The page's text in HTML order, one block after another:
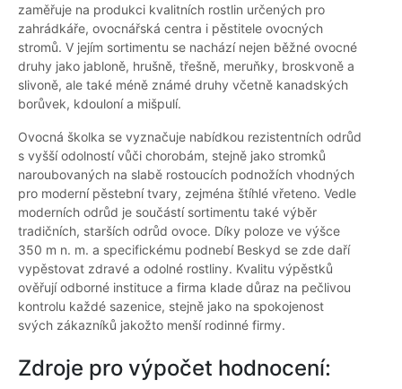
zaměřuje na produkci kvalitních rostlin určených pro
zahrádkáře, ovocnářská centra i pěstitele ovocných
stromů. V jejím sortimentu se nachází nejen běžné ovocné
druhy jako jabloně, hrušně, třešně, meruňky, broskvoně a
slivoně, ale také méně známé druhy včetně kanadských
borůvek, kdouloní a mišpulí.
Ovocná školka se vyznačuje nabídkou rezistentních odrůd
s vyšší odolností vůči chorobám, stejně jako stromků
naroubovaných na slabě rostoucích podnožích vhodných
pro moderní pěstební tvary, zejména štíhlé vřeteno. Vedle
moderních odrůd je součástí sortimentu také výběr
tradičních, starších odrůd ovoce. Díky poloze ve výšce
350 m n. m. a specifickému podnebí Beskyd se zde daří
vypěstovat zdravé a odolné rostliny. Kvalitu výpěstků
ověřují odborné instituce a firma klade důraz na pečlivou
kontrolu každé sazenice, stejně jako na spokojenost
svých zákazníků jakožto menší rodinné firmy.
Zdroje pro výpočet hodnocení: